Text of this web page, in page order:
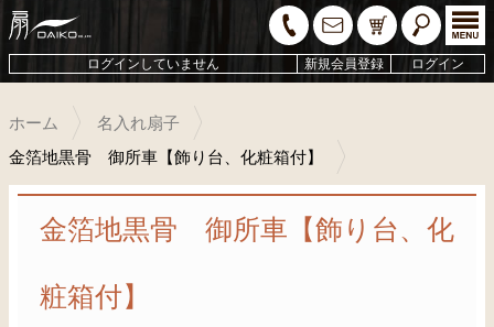
ログインしていません 新規会員登録 ログイン
ホーム
名入れ扇子
金箔地黒骨 御所車【飾り台、化粧箱付】
金箔地黒骨 御所車【飾り台、化
粧箱付】